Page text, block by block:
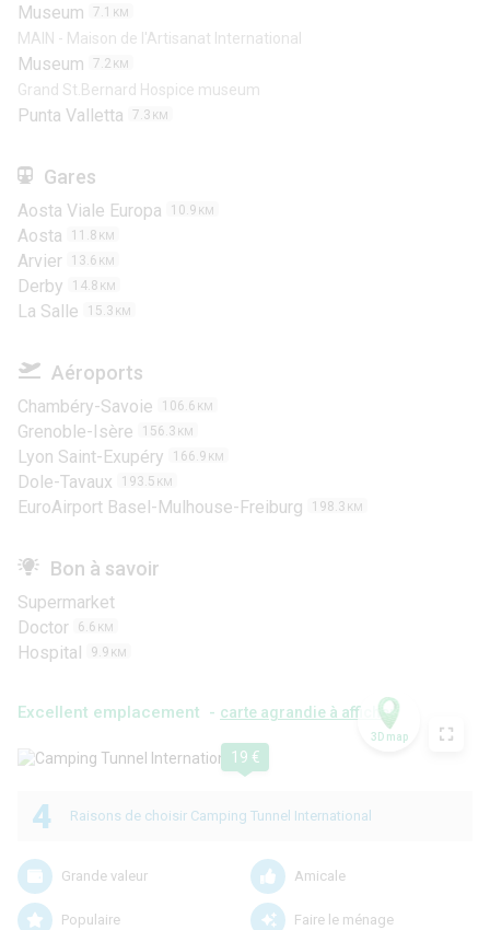
Museum 7.1 KM
MAIN - Maison de l'Artisanat International
Museum 7.2 KM
Grand St.Bernard Hospice museum
Punta Valletta 7.3 KM
Gares
Aosta Viale Europa 10.9 KM
Aosta 11.8 KM
Arvier 13.6 KM
Derby 14.8 KM
La Salle 15.3 KM
Aéroports
Chambéry-Savoie 106.6 KM
Grenoble-Isère 156.3 KM
Lyon Saint-Exupéry 166.9 KM
Dole-Tavaux 193.5 KM
EuroAirport Basel-Mulhouse-Freiburg 198.3 KM
Bon à savoir
Supermarket
Doctor
6.6 KM
Hospital 9.9 KM
Excellent emplacement - carte agrandie à afficher
19 €
3D map
4 Raisons de choisir Camping Tunnel International
Grande valeur Amicale
Populaire Faire le ménage